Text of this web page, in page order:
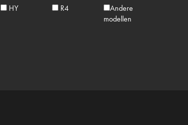
HY
R4
Andere
modellen